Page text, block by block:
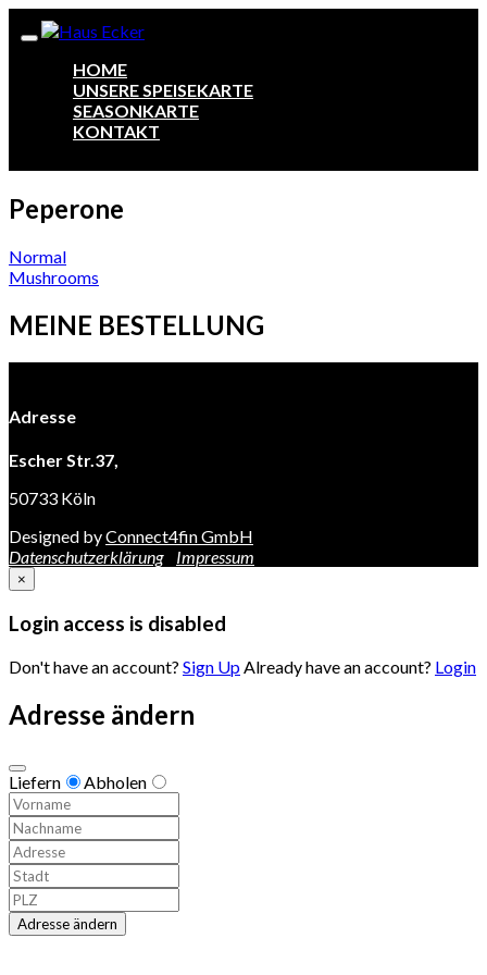
HOME
UNSERE SPEISEKARTE
SEASONKARTE
KONTAKT
Peperone
Beitragsnavigation
Normal
Mushrooms
MEINE BESTELLUNG
Adresse
Escher Str.37,
50733 Köln
Designed byConnect4fin GmbH
Datenschutzerklärung
Impressum
×
Login access is disabled
Don't have an account? Sign Up Already have an account? Login
Adresse ändern
Liefern Abholen
Adresse ändern